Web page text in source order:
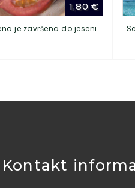
1,80€
je završena do jeseni.
Kontakt